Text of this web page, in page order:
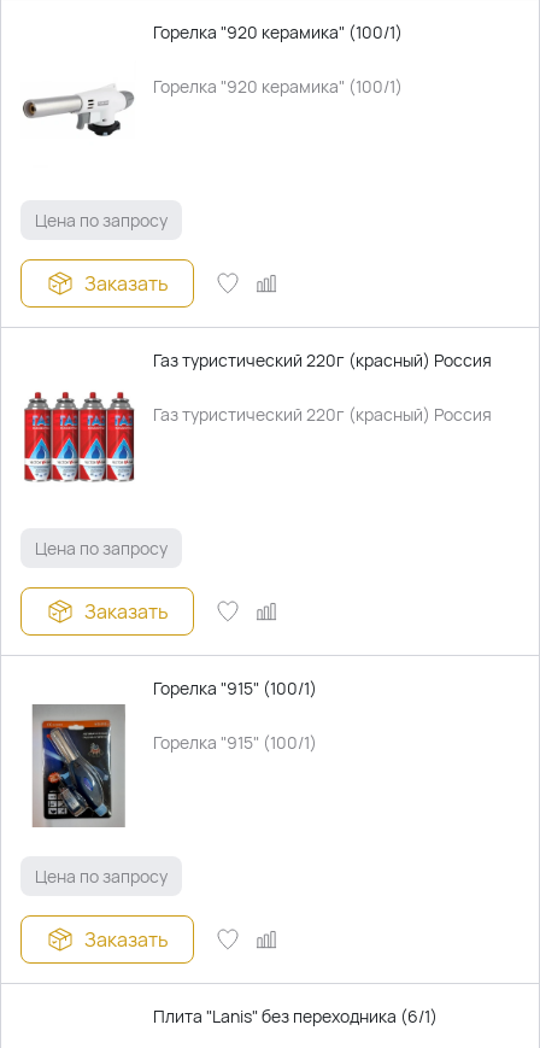
Горелка "920 керамика" (100/1)
Горелка "920 керамика" (100/1)
Цена по запросу
Заказать
Газ туристический 220г (красный) Россия
Газ туристический 220г (красный) Россия
Цена по запросу
Заказать
Горелка "915" (100/1)
Горелка "915" (100/1)
Цена по запросу
Заказать
Плита "Lanis" без переходника (6/1)